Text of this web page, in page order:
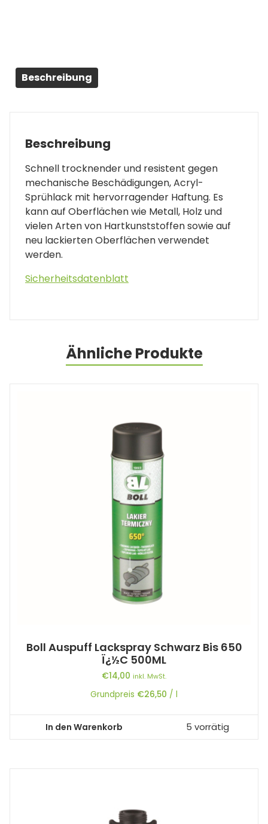
Beschreibung
Beschreibung
Schnell trocknender und resistent gegen
mechanische Beschädigungen, Acryl-
Sprühlack mit hervorragender Haftung. Es
kann auf Oberflächen wie Metall, Holz und
vielen Arten von Hartkunststoffen sowie auf
neu lackierten Oberflächen verwendet
werden.
Sicherheitsdatenblatt
Ähnliche Produkte
Boll Auspuff Lackspray Schwarz Bis 650
Ï¿½C 500ML
€14,00 inkl. MwSt.
Grundpreis €26,50 / l
In den Warenkorb 5 vorrätig